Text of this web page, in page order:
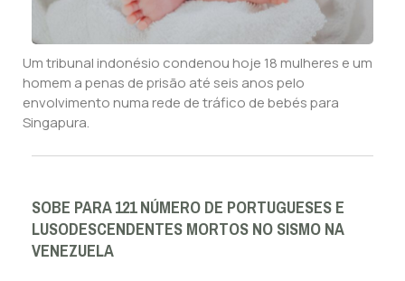
Um tribunal indonésio condenou hoje 18 mulheres e um
homem a penas de prisão até seis anos pelo
envolvimento numa rede de tráfico de bebés para
Singapura.
SOBE PARA 121 NÚMERO DE PORTUGUESES E
LUSODESCENDENTES MORTOS NO SISMO NA
VENEZUELA